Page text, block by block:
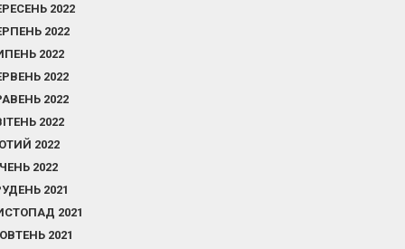
2022
2022
2022
2022
2022
2022
2022
2022
2021
2021
2021